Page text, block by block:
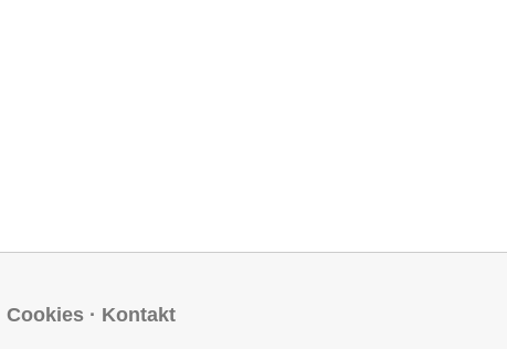
Cookies · Kontakt